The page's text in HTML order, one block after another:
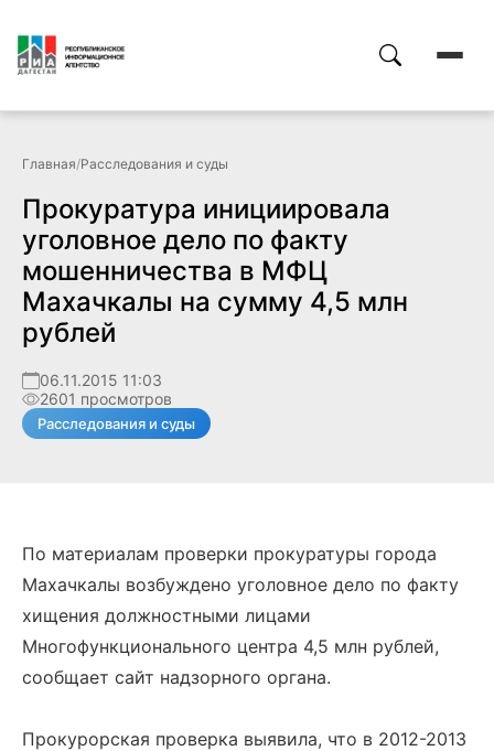
Главная/Расследования и суды
Прокуратура инициировала
уголовное дело по факту
мошенничества в МФЦ
Махачкалы на сумму 4,5 млн
рублей
06.11.2015 11:03
2601 просмотров
Расследования и суды
По материалам проверки прокуратуры города
Махачкалы возбуждено уголовное дело по факту
хищения должностными лицами
Многофункционального центра 4,5 млн рублей,
сообщает сайт надзорного органа.
Прокурорская проверка выявила, что в 2012-2013